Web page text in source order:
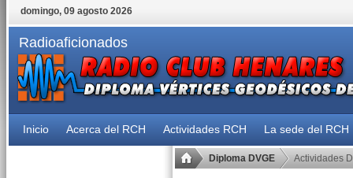
domingo, 09 agosto 2026
Radioaficionados
Inicio Acerca del RCH Actividades RCH La sede del RCH
Diploma DVGE Actividades